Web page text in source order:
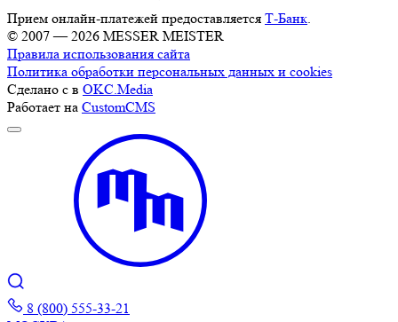
Прием онлайн-платежей предоставляется Т-Банк
© 2007 — 2026 MESSER MEISTER
Правила использования сайта
Политика обработки персональных данных и cookies
Сделано с в OKC.Media
Работает на CustomCMS
8 (800) 555-33-21